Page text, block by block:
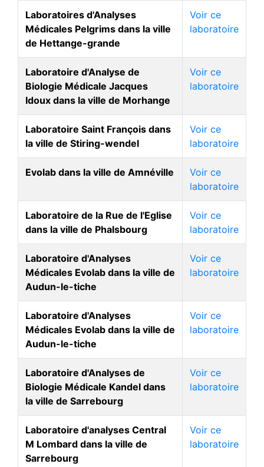
Laboratoires d'Analyses
Médicales Pelgrims dans la ville
de Hettange-grande
Voir ce
laboratoire
Laboratoire d'Analyse de
Biologie Médicale Jacques
Idoux dans la ville de Morhange
Voir ce
laboratoire
Laboratoire Saint François dans
la ville de Stiring-wendel
Voir ce
laboratoire
Evolab dans la ville de Amnéville
Voir ce
laboratoire
Laboratoire de la Rue de l'Eglise
dans la ville de Phalsbourg
Voir ce
laboratoire
Laboratoire d'Analyses
Médicales Evolab dans la ville de
Audun-le-tiche
Voir ce
laboratoire
Laboratoire d'Analyses
Médicales Evolab dans la ville de
Audun-le-tiche
Voir ce
laboratoire
Laboratoire d'Analyses de
Biologie Médicale Kandel dans
la ville de Sarrebourg
Voir ce
laboratoire
Laboratoire d'analyses Central
M Lombard dans la ville de
Sarrebourg
Voir ce
laboratoire